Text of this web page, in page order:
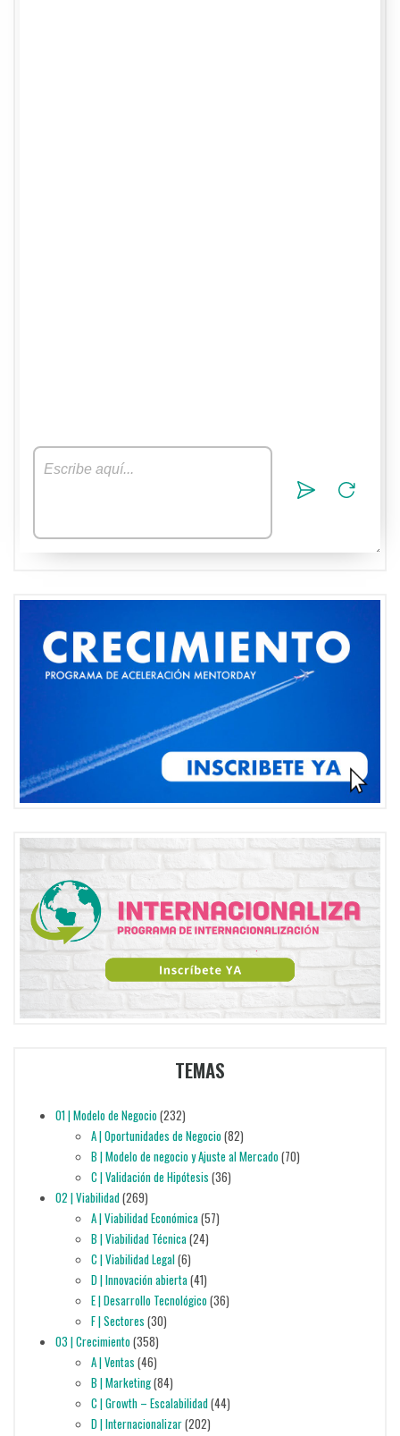
TEMAS
01 | Modelo de Negocio(232)
A | Oportunidades de Negocio(82)
B | Modelo de negocio y Ajuste al Mercado(70)
C | Validación de Hipótesis (36)
02 | Viabilidad(269)
A | Viabilidad Económica(57)
B | Viabilidad Técnica(24)
C | Viabilidad Legal(6)
D | Innovación abierta(41)
E | Desarrollo Tecnológico(36)
F | Sectores (30)
03 | Crecimiento(358)
A | Ventas (46)
B | Marketing(84)
C | Growth – Escalabilidad(44)
D | Internacionalizar(202)